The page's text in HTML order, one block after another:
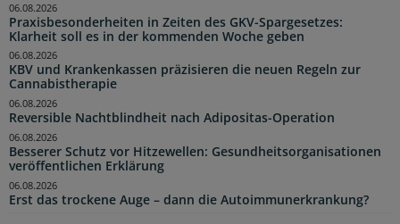
Praxisbesonderheiten in Zeiten des GKV-Spargesetzes:
Klarheit soll es in der kommenden Woche geben
06.08.2026
KBV und Krankenkassen präzisieren die neuen Regeln zur
Cannabistherapie
06.08.2026
Reversible Nachtblindheit nach Adipositas-Operation
06.08.2026
Besserer Schutz vor Hitzewellen: Gesundheitsorganisationen
veröffentlichen Erklärung
06.08.2026
Erst das trockene Auge – dann die Autoimmunerkrankung?
06.08.2026